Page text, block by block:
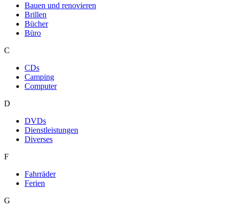
Bauen und renovieren
Brillen
Bücher
Büro
C
CDs
Camping
Computer
D
DVDs
Dienstleistungen
Diverses
F
Fahrräder
Ferien
G